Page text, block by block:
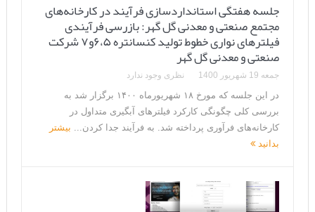
جلسه هفتگی استانداردسازی فرآیند در کارخانه‌های
مجتمع صنعتی و معدنی گل گهر: بازرسی فرآیندی
فیلترهای نواری خطوط تولید کنسانتره ۶،۵و۷ شرکت
صنعتی و معدنی گل گهر
جمعه 19 شهریور 1400 نظری وجود ندارد
در این جلسه که مورخ ۱۸ شهریورماه ۱۴۰۰ برگزار شد به
بررسی کلی چگونگی کارکرد فیلترهای آبگیری متداول در
کارخانه‌های فرآوری پرداخته شد. به فرآیند جدا کردن... بیشتر
بدانید